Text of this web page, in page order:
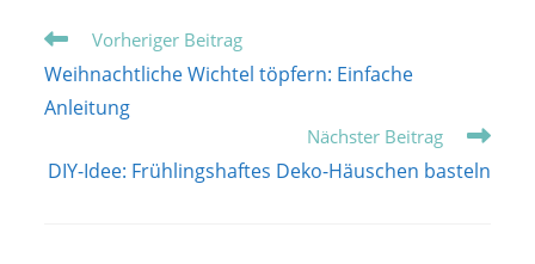
Weitere
Artikel
ansehen
Vorheriger Beitrag
Weihnachtliche Wichtel töpfern: Einfache
Anleitung
Nächster Beitrag
DIY-Idee: Frühlingshaftes Deko-Häuschen basteln